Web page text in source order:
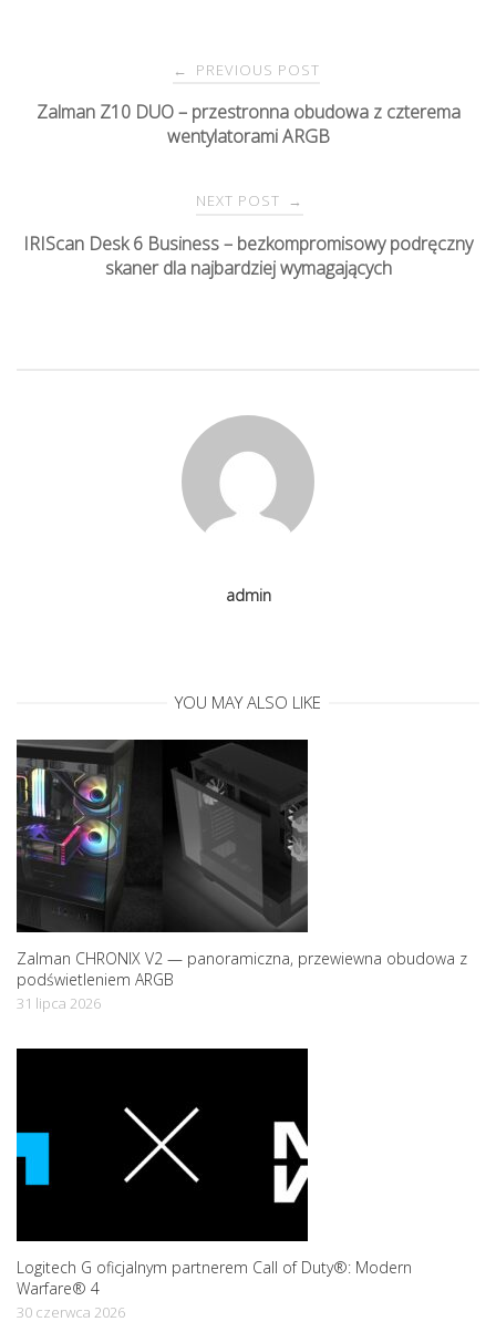
o
n
← PREVIOUS POST
Zalman Z10 DUO – przestronna obudowa z czterema
wentylatorami ARGB
NEXT POST →
IRIScan Desk 6 Business – bezkompromisowy podręczny
skaner dla najbardziej wymagających
admin
YOU MAY ALSO LIKE
Zalman CHRONIX V2 — panoramiczna, przewiewna obudowa z
podświetleniem ARGB
31 lipca 2026
Logitech G oficjalnym partnerem Call of Duty®: Modern
Warfare® 4
30 czerwca 2026